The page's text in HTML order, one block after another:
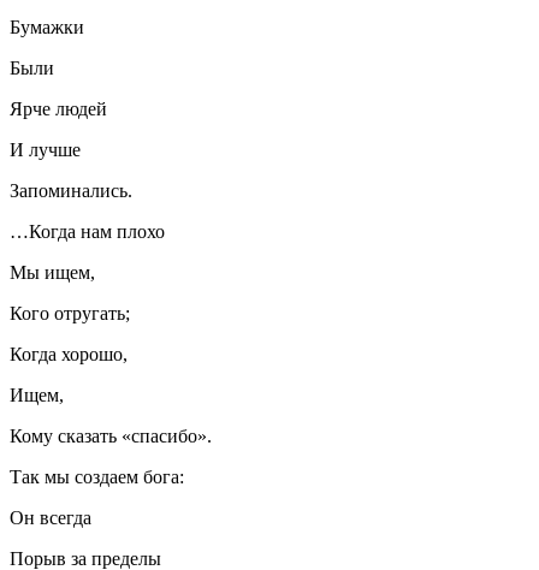
Бумажки
Были
Ярче людей
И лучше
Запоминались.
…Когда нам плохо
Мы ищем,
Кого отругать;
Когда хорошо,
Ищем,
Кому сказать «спасибо».
Так мы создаем бога:
Он всегда
Порыв за пределы